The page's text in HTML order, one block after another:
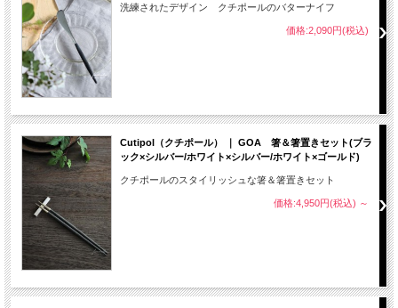
洗練されたデザイン クチポールのバターナイフ
価格:2,090円(税込)
Cutipol（クチポール） ｜ GOA 箸＆箸置きセット(ブラ
ック×シルバー/ホワイト×シルバー/ホワイト×ゴールド)
クチポールのスタイリッシュな箸＆箸置きセット
価格:4,950円(税込) ～